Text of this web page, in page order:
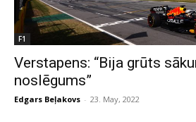
F1
Verstapens: “Bija grūts
noslēgums”
Edgars Beļakovs - 23. May, 2022